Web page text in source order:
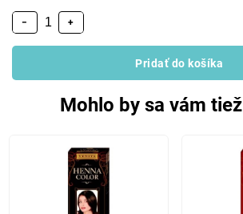
+
−
Pridať do košíka
Mohlo by sa vám